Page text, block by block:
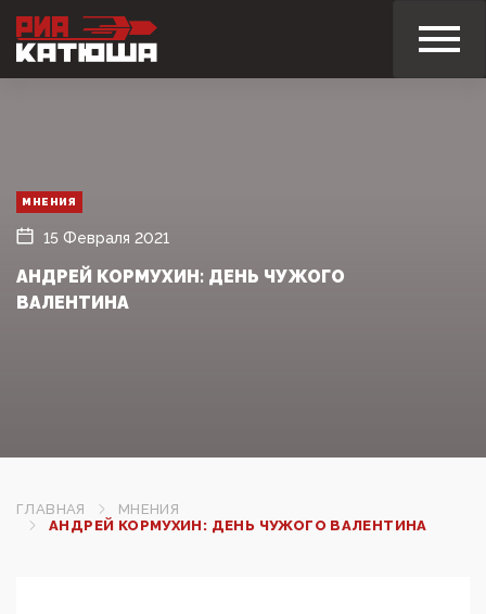
МНЕНИЯ
15 Февраля 2021
АНДРЕЙ КОРМУХИН: ДЕНЬ ЧУЖОГО
ВАЛЕНТИНА
ГЛАВНАЯ
МНЕНИЯ
АНДРЕЙ КОРМУХИН: ДЕНЬ ЧУЖОГО ВАЛЕНТИНА